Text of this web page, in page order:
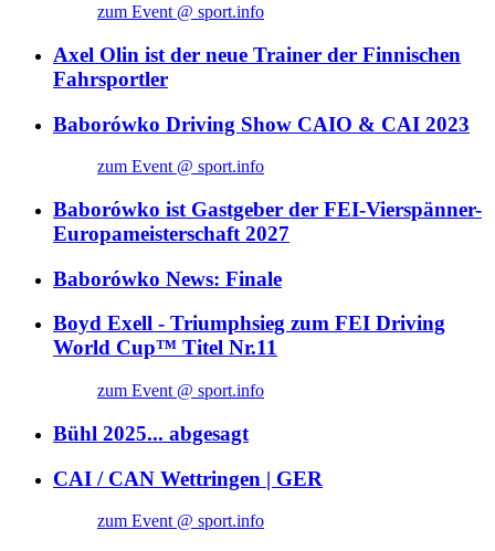
zum Event @ sport.info
Axel Olin ist der neue Trainer der Finnischen
Fahrsportler
Baborówko Driving Show CAIO & CAI 2023
zum Event @ sport.info
Baborówko ist Gastgeber der FEI-Vierspänner-
Europameisterschaft 2027
Baborówko News: Finale
Boyd Exell - Triumphsieg zum FEI Driving
World Cup™ Titel Nr.11
zum Event @ sport.info
Bühl 2025... abgesagt
CAI / CAN Wettringen | GER
zum Event @ sport.info